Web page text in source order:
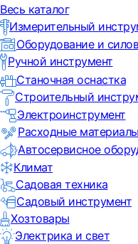
Весь каталог
Измерительный
Оборудование и
Ручной инструмент
Станочная оснастка
Строительный
Электроинструмент
Расходные материалы
Автосервисное
Климат
Садовая техника
Садовый инструмент
Хозтовары
Электрика и свет